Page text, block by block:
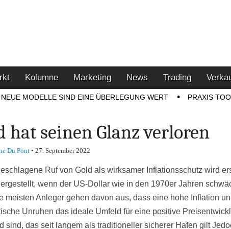
Kolumne Marketing News Trading
NEUE MODELLE SIND EINE ÜBERLEGUNG WERT PRAXIS
hat seinen Glanz verloren
Du Pont• 27. September 2022
Ruf von Gold als wirksamer Inflationsschutz wird
wenn der US-Dollar wie in den 1970er Jahren
meisten Anleger gehen davon aus, dass eine hohe Inflation
Unruhen das ideale Umfeld für eine positive
sind, das seit langem als traditioneller sicherer Hafen gilt